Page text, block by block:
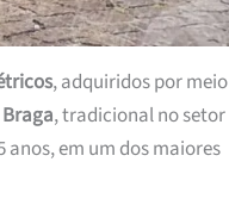
, adquiridos por meio
, tradicional no setor
anos, em um dos maiores